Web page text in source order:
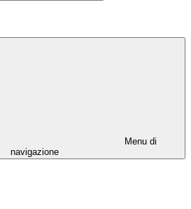
Menu di
navigazione